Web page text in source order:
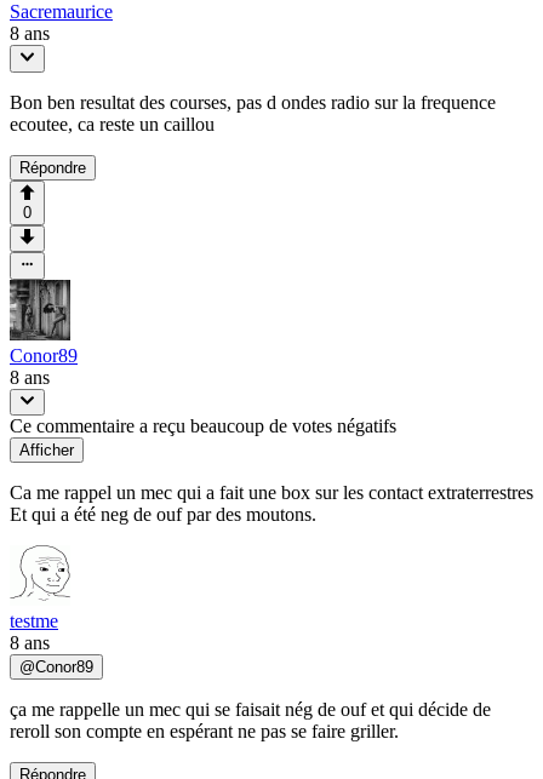
Sacremaurice
8 ans
Bon ben resultat des courses, pas d ondes radio sur la frequence
ecoutee, ca reste un caillou
Répondre
0
Conor89
8 ans
Ce commentaire a reçu beaucoup de votes négatifs
Afficher
Ca me rappel un mec qui a fait une box sur les contact extraterrestres
Et qui a été neg de ouf par des moutons.
testme
8 ans
@Conor89
ça me rappelle un mec qui se faisait nég de ouf et qui décide de
reroll son compte en espérant ne pas se faire griller.
Répondre